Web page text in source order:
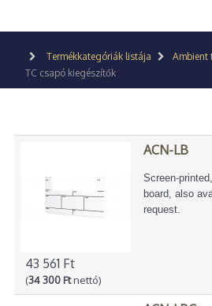
Termékkategóriák listája
Ambient
TC csapó kiegészítők
43 561 Ft
(34 300 Ftnettó)
ACN-LB
Screen-
board, also
request.